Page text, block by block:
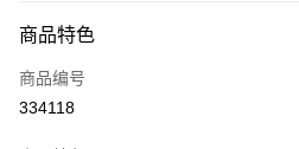
斯兰银行、AmBank、BSN Bank
运送方式
Home Delivery
Home Delivery
商品特色
商品编号
334118